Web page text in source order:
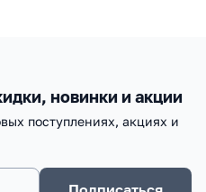
новинки и акции
поступлениях, акциях и